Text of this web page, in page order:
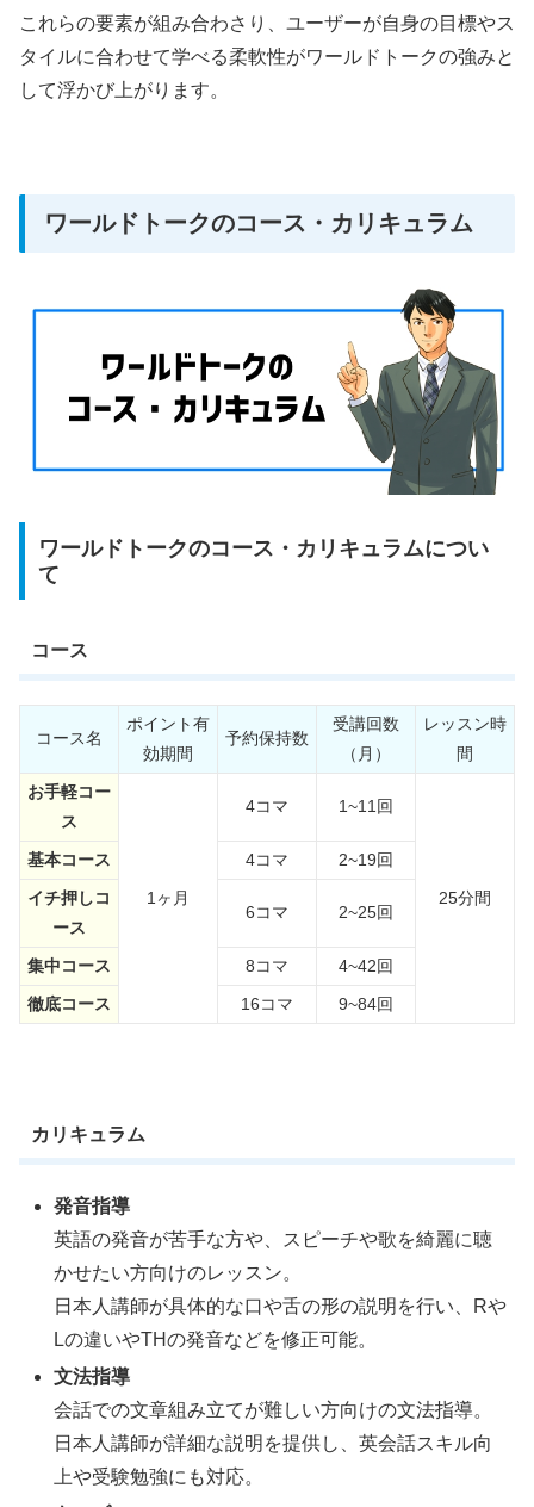
これらの要素が組み合わさり、ユーザーが自身の目標やス
タイルに合わせて学べる柔軟性がワールドトークの強みと
して浮かび上がります。
ワールドトークのコース・カリキュラム
ワールドトークのコース・カリキュラムについ
て
コース
コース名
ポイント有
効期間
予約保持数
受講回数
（月）
レッスン時
間
お手軽コー
ス
1ヶ月
4コマ 1~11回
25分間
基本コース 4コマ
2~19回
イチ押しコ
ース
6コマ 2~25回
集中コース 8コマ
4~42回
徹底コース
16コマ 9~84回
カリキュラム
発音指導
英語の発音が苦手な方や、スピーチや歌を綺麗に聴
かせたい方向けのレッスン。
日本人講師が具体的な口や舌の形の説明を行い、Rや
Lの違いやTHの発音などを修正可能。
文法指導
会話での文章組み立てが難しい方向けの文法指導。
日本人講師が詳細な説明を提供し、英会話スキル向
上や受験勉強にも対応。